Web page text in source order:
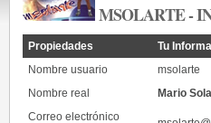
MSOLARTE -
Propiedades
Tu
Nombre usuario
msolarte
Nombre real
Mario
Correo electrónico